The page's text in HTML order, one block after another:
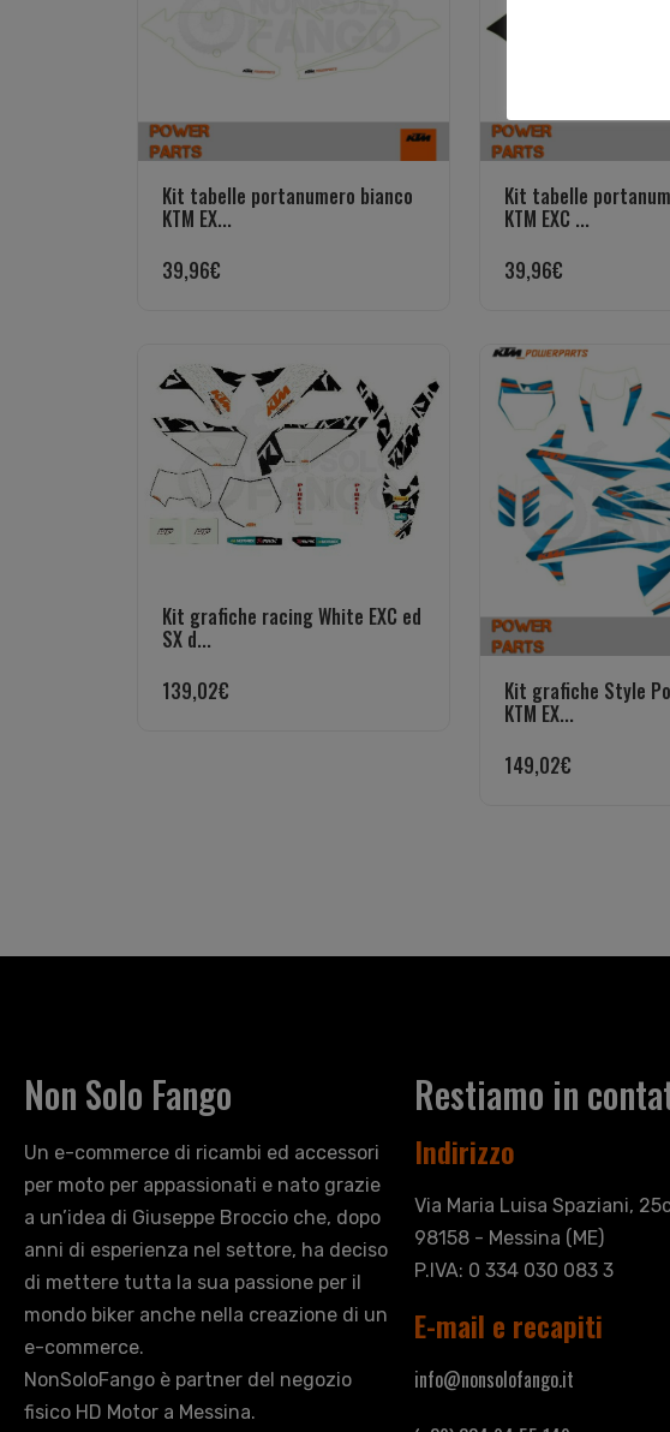
Kit tabelle portanumero bianco
KTM EX...
39,96€
Kit tabelle
KTM EXC ...
39,96€
Kit grafiche racing White EXC ed
SX d...
139,02€ Kit grafiche Style
KTM EX...
149,02€
Non Solo Fango
Un e-commerce di ricambi ed accessori
per moto per appassionati e nato grazie
a un’idea di Giuseppe Broccio che, dopo
anni di esperienza nel settore, ha deciso
di mettere tutta la sua passione per il
mondo biker anche nella creazione di un
e-commerce.
NonSoloFango è partner del negozio
fisico HD Motor a Messina.
Restiamo in
Indirizzo
Via Maria Luisa Spaziani, 25c
98158 - Messina (ME)
P.IVA: 0 334 030 083 3
E-mail e recapiti
info@nonsolofango.it